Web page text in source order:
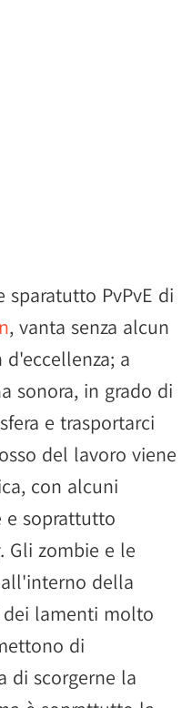
sparatutto PvPvE di
, vanta senza alcun
a
sonora, in grado di
e trasportarci
del lavoro viene
con alcuni
e soprattutto
Gli zombie e le
della
lamenti molto
di
di scorgerne la